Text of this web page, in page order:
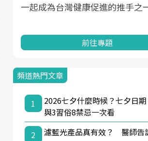
一起成為台灣健康促進的推手之
前往專題
頻道熱門文章
1
2026七夕什麼時候？七夕日
與3習俗8禁忌一次看
2
濾藍光產品真有效？ 醫師告